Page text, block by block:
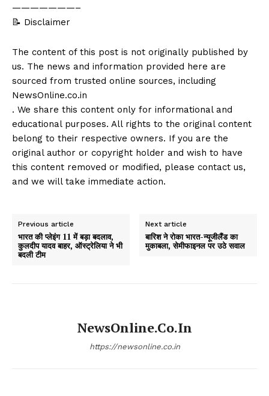
———————–
📝 Disclaimer
The content of this post is not originally published by
us. The news and information provided here are
sourced from trusted online sources, including
NewsOnline.co.in
. We share this content only for informational and
educational purposes. All rights to the original content
belong to their respective owners. If you are the
original author or copyright holder and wish to have
this content removed or modified, please contact us,
and we will take immediate action.
Previous article
भारत की प्लेइंग 11 में बड़ा बदलाव,
कुलदीप यादव बाहर, ऑस्ट्रेलिया ने भी
बदली टीम
Next article
बारिश ने रोका भारत-न्यूजीलैंड का
मुकाबला, सेमीफाइनल पर उठे सवाल
NewsOnline.co.in
https://newsonline.co.in